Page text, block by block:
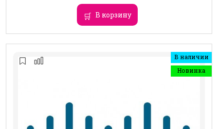
В корзину
В наличии
Новинка